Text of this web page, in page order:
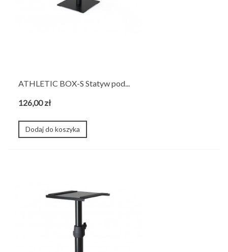
ATHLETIC BOX-S Statyw pod...
126,00 zł
Dodaj do koszyka